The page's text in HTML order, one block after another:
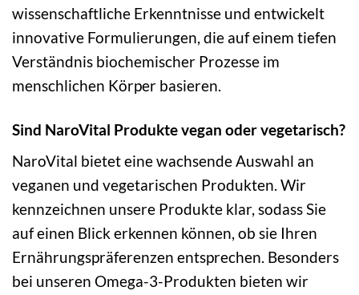
wissenschaftliche Erkenntnisse und entwickelt
innovative Formulierungen, die auf einem tiefen
Verständnis biochemischer Prozesse im
menschlichen Körper basieren.
Sind NaroVital Produkte vegan oder vegetarisch?
NaroVital bietet eine wachsende Auswahl an
veganen und vegetarischen Produkten. Wir
kennzeichnen unsere Produkte klar, sodass Sie
auf einen Blick erkennen können, ob sie Ihren
Ernährungspräferenzen entsprechen. Besonders
bei unseren Omega-3-Produkten bieten wir